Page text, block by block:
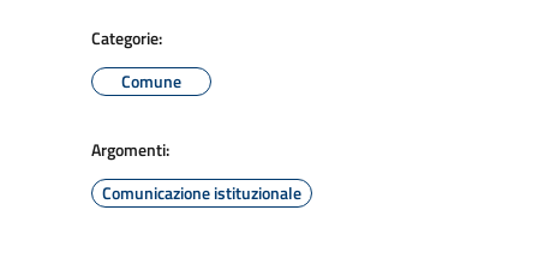
Categorie:
Comune
Argomenti:
Comunicazione istituzionale